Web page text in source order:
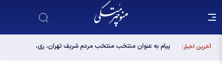
آخرین اخبار:
پیام به عنوان منتخب منتخب مردم شریف تهران، ری،